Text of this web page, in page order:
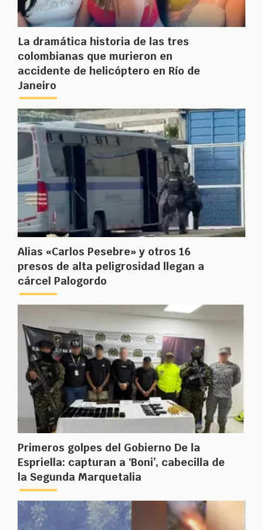
La dramática historia de las tres
colombianas que murieron en
accidente de helicóptero en Río de
Janeiro
Alias «Carlos Pesebre» y otros 16
presos de alta peligrosidad llegan a
cárcel Palogordo
Primeros golpes del Gobierno De la
Espriella: capturan a ‘Boni’, cabecilla de
la Segunda Marquetalia